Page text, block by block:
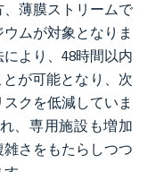
薄膜ストリームで
ムが対象となりま
より、48時間以内
が可能となり、次
クを低減していま
、専用施設も増加
さをもたらしつつ